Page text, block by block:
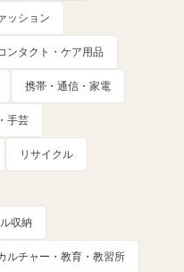
ッション
ンタクト・ケア用品
携帯・通信・家電
手芸
リサイクル
収納
ルチャー・教育・教習所